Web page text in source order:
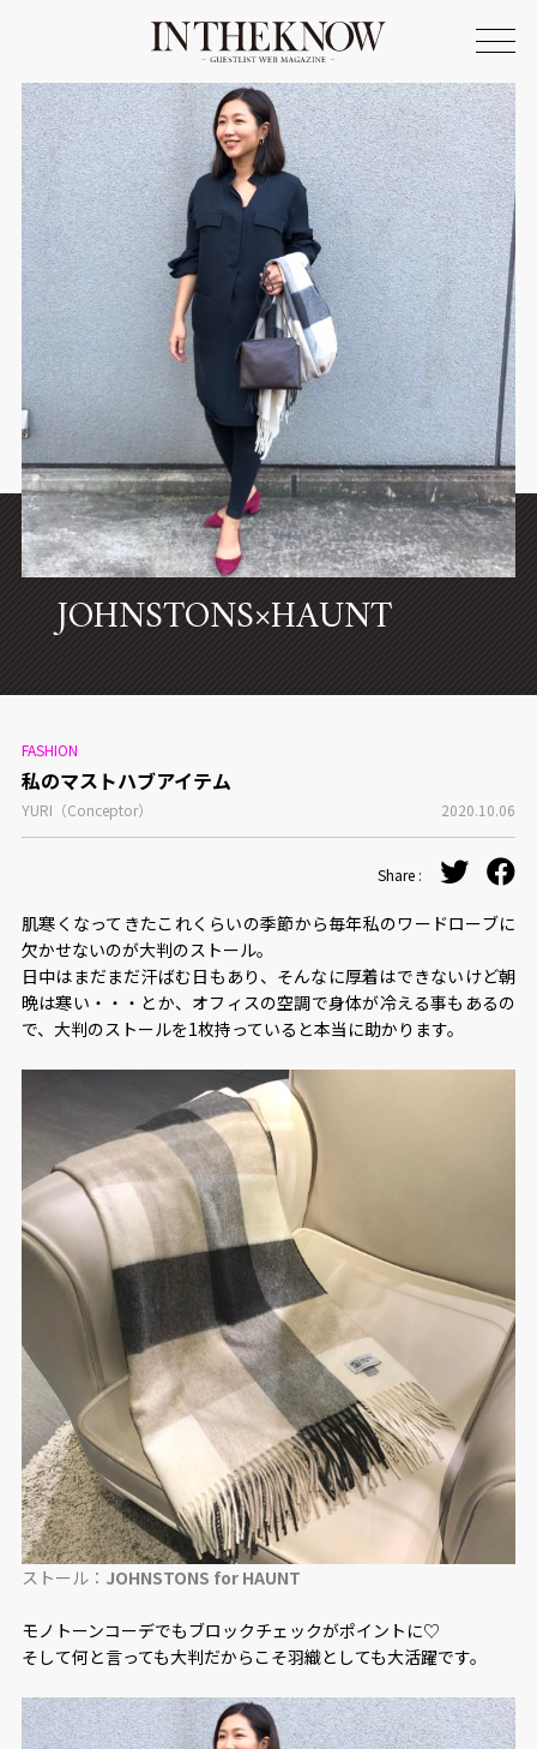
ONLINE SHOP
FASHION
SPOTLIGHT
BEAUTY
LIFE STYLE
FOOD
WRITER
CONCEPT
JOHNSTONS×HAUNT
FASHION
私のマストハブアイテム
YURI（Conceptor） 2020.10.06
Share :
肌寒くなってきたこれくらいの季節から毎年私のワードローブに
欠かせないのが大判のストール。
日中はまだまだ汗ばむ日もあり、そんなに厚着はできないけど朝
晩は寒い・・・とか、オフィスの空調で身体が冷える事もあるの
で、大判のストールを1枚持っていると本当に助かります。
ストール： JOHNSTONS for HAUNT
モノトーンコーデでもブロックチェックがポイントに♡
そして何と言っても大判だからこそ羽織としても大活躍です。